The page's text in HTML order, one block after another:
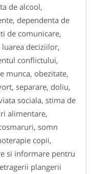
de alcool,
dependenta de
de comunicare,
deciziilor,
conflictului,
munca, obezitate,
separare, doliu,
sociala, stima de
alimentare,
somn
copii,
si informare pentru
plangerii